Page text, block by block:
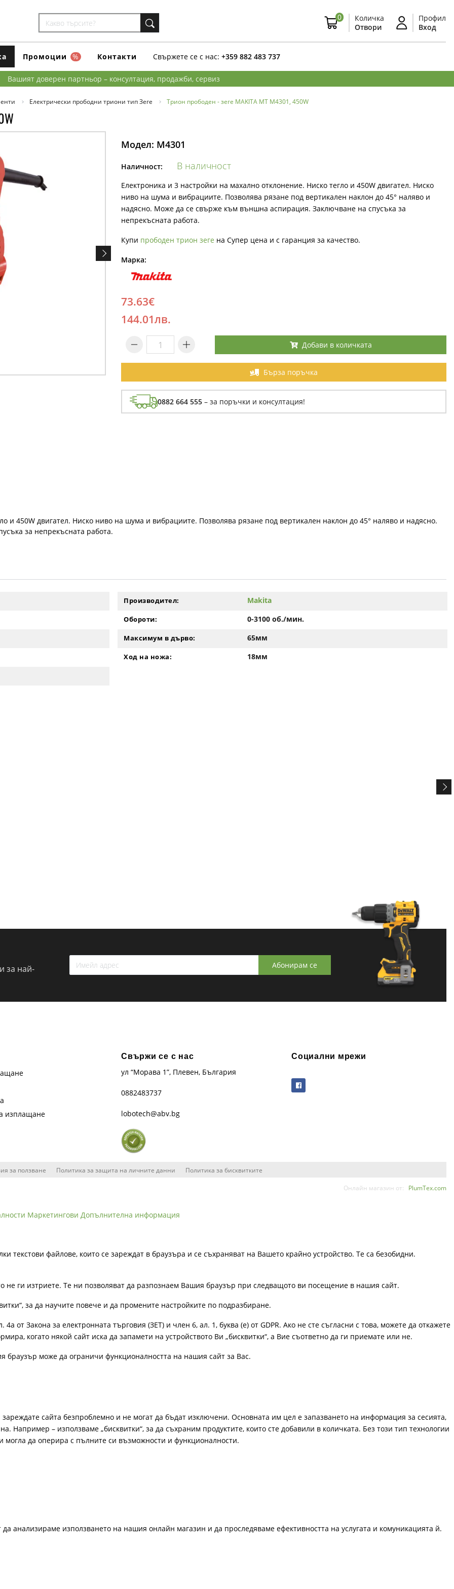
0
Количка
Отвори
Профил
Вход
Промоции % Контакти Свържете се с нас: +359 882 483 737
Вашият доверен партньор – консултация, продажби, сервиз
Електрически прободни триони тип Зеге Трион прободен - зеге MAKITA MT M4301, 450W
Модел: M4301
Наличност: В наличност
Електроника и 3 настройки на махално отклонение. Ниско тегло и 450W двигател. Ниско
ниво на шума и вибрациите. Позволява рязане под вертикален наклон до 45° наляво и
надясно. Може да се свърже към външна аспирация. Заключване на спусъка за
непрекъсната работа.
Купи прободен трион зеге на Супер цена и с гаранция за качество.
Марка:
73.63€
144.01лв.
Добави в количката
Бърза поръчка
0882 664 555 – за поръчки и консултация!
и 450W двигател. Ниско ниво на шума и вибрациите. Позволява рязане под вертикален наклон до 45° наляво и надясно.
за непрекъсната работа.
Производител: Makita
Обороти: 0-3100 об./мин.
Максимум в дърво: 65мм
Ход на ножа: 18мм
за най- Абонирам се
изплащане
Свържи се с нас
ул “Морава 1”, Плевен, България
0882483737
lobotech@abv.bg
Социални мрежи
за ползване Политика за защита на личните данни Политика за бисквитките
Онлайн магазин от: PlumTex.com
Маркетингови Допълнителна информация
текстови файлове, които се зареждат в браузъра и се съхраняват на Вашето крайно устройство. Те са безобидни.
не ги изтриете. Те ни позволяват да разпознаем Вашия браузър при следващото ви посещение в нашия сайт.
за да научите повече и да промените настройките по подразбиране.
от Закона за електронната търговия (ЗЕТ) и член 6, ал. 1, буква (е) от GDPR. Ако не сте съгласни с това, можете да откажете
когато някой сайт иска да запамети на устройството Ви „бисквитки“, а Вие съответно да ги приемате или не.
браузър може да ограничи функционалността на нашия сайт за Вас.
сайта безпроблемно и не могат да бъдат изключени. Основната им цел е запазването на информация за сесията,
Например – използваме „бисквитки“, за да съхраним продуктите, които сте добавили в количката. Без този тип технологии
могла да оперира с пълните си възможности и функционалности.
да анализираме използването на нашия онлайн магазин и да проследяваме ефективността на услугата и комуникацията й.